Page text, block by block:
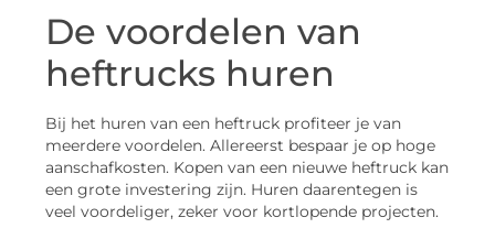
De voordelen van
heftrucks huren
Bij het huren van een heftruck profiteer je van
meerdere voordelen. Allereerst bespaar je op hoge
aanschafkosten. Kopen van een nieuwe heftruck kan
een grote investering zijn. Huren daarentegen is
veel voordeliger, zeker voor kortlopende projecten.